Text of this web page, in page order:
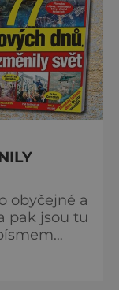
obyčejné a
pak jsou tu
děsivé